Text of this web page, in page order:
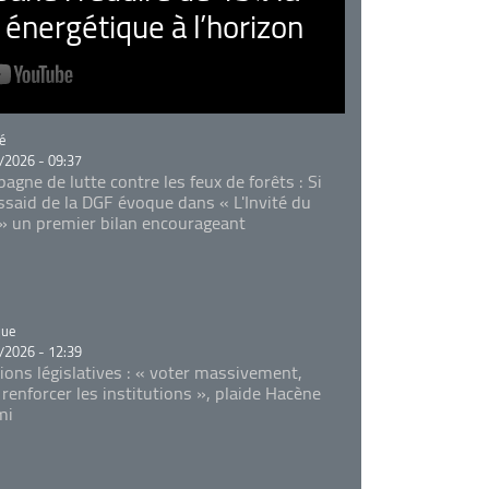
à l’horizon
- 09:37
de lutte contre les feux de forêts : Si
de la DGF évoque dans « L'Invité du
un premier bilan encourageant
- 12:39
législatives : « voter massivement,
les institutions », plaide Hacène